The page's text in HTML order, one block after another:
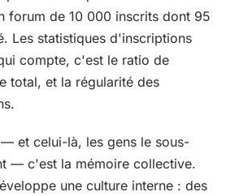
forum de 10 000 inscrits dont 95
Les statistiques d'inscriptions
compte, c'est le ratio de
total, et la régularité des
et celui-là, les gens le sous-
— c'est la mémoire collective.
une culture interne : des